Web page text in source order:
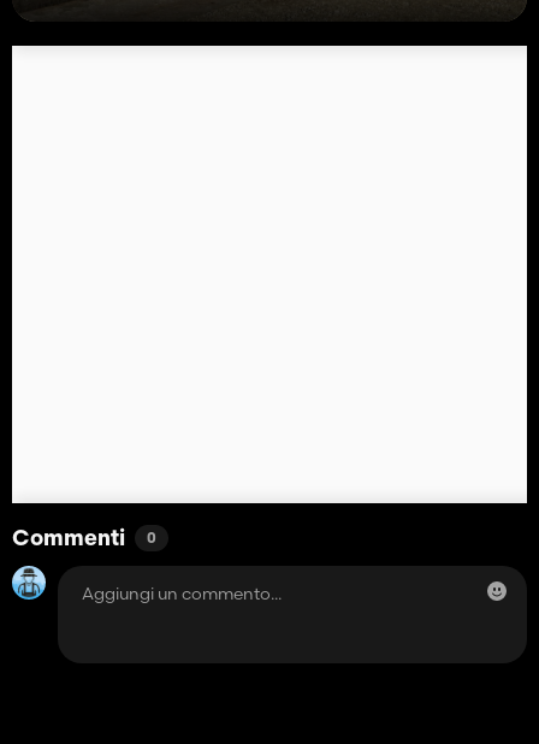
Commenti 0